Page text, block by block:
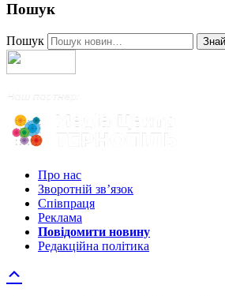
Пошук
Пошук
Про нас
Зворотній зв’язок
Співпраця
Реклама
Повідомити новину
Редакційна політика